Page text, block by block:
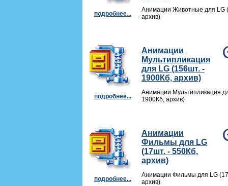
подробнее...
Анимации Животные для LG
архив)
подробнее...
Анимации
Мультипликация
для LG (156шт. -
1900Кб, архив)
Анимации Мультипликация
1900Кб, архив)
подробнее...
Анимации
Фильмы для LG
(17шт. - 550Кб,
архив)
Анимации Фильмы для LG
архив)